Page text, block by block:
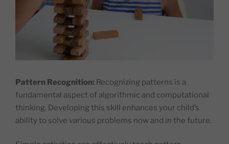
Pattern Recognition: Recognizing patterns is a
fundamental aspect of algorithmic and computational
thinking. Developing this skill enhances your child’s
ability to solve various problems now and in the future.​